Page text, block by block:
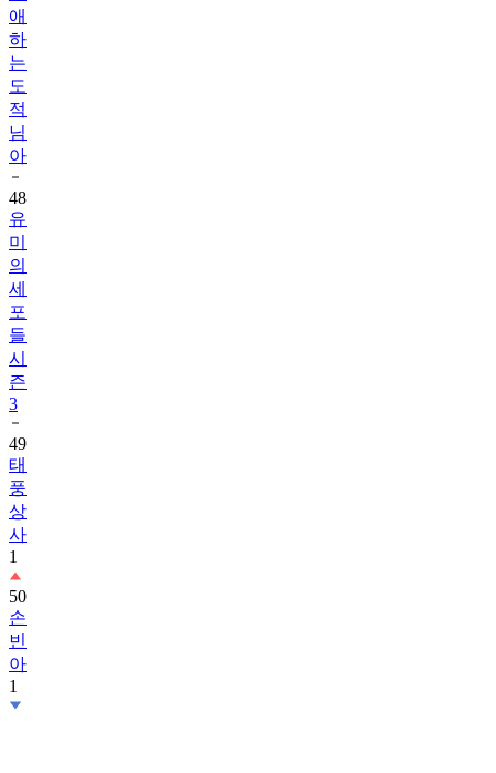
애
하
는
도
적
님
아
48
유
미
의
세
포
들
시
즌
3
49
태
풍
상
사
1
50
손
빈
아
1